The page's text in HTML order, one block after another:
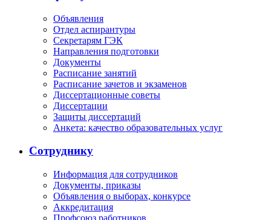
Объявления
Отдел аспирантуры
Секретарям ГЭК
Направления подготовки
Документы
Расписание занятий
Расписание зачетов и экзаменов
Диссертационные советы
Диссертации
Защиты диссертаций
Анкета: качество образовательных услуг
Сотруднику
Информация для сотрудников
Документы, приказы
Объявления о выборах, конкурсе
Аккредитация